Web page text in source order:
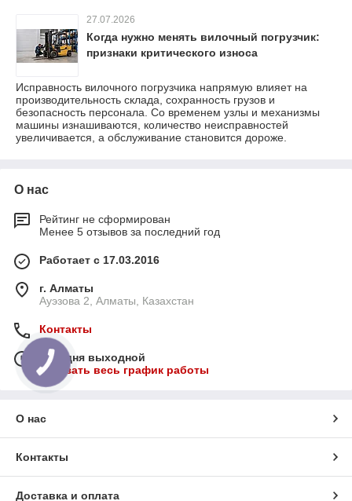
27.07.2026
Когда нужно менять вилочный погрузчик:
признаки критического износа
Исправность вилочного погрузчика напрямую влияет на
производительность склада, сохранность грузов и
безопасность персонала. Со временем узлы и механизмы
машины изнашиваются, количество неисправностей
увеличивается, а обслуживание становится дороже.
О нас
Рейтинг не сформирован
Менее 5 отзывов за последний год
Работает с 17.03.2016
г. Алматы
Ауэзова 2, Алматы, Казахстан
Контакты
Сегодня выходной
Показать весь график работы
О нас
Контакты
Доставка и оплата